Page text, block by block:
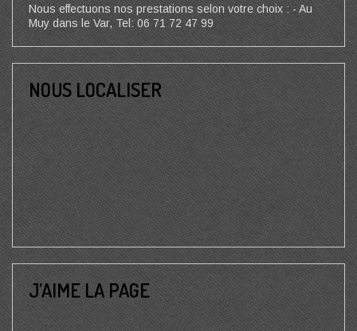
Nous effectuons nos prestations selon votre choix : - Au
Muy dans le Var, Tel: 06 71 72 47 99
NOUS LOCALISER
J’AIME LA PAGE